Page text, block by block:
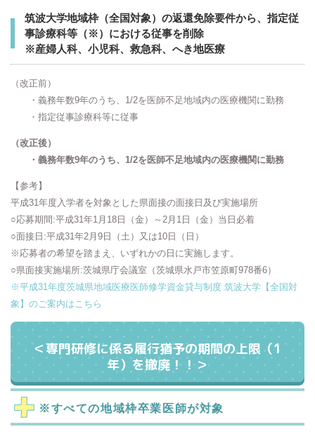
筑波大学地域枠（全国対象）の返還免除要件から、指定従
事診療科等（※）における従事を削除
※産婦人科、小児科、救急科、へき地医療
（改正前）
・義務年数9年のうち、1/2を医師不足地域内の医療機関に勤務
・指定従事診療科等に従事
（改正後）
・義務年数9年のうち、1/2を医師不足地域内の医療機関に勤務
【参考】
平成31年度入学者を対象とした県面接の面接日及び実施場所
○応募期間:平成31年1月18日（金）～2月1日（金）当日必着
○面接日:平成31年2月9日（土）又は10日（日）
※応募者の希望を踏まえ、いずれかの日に実施します。
○県面接実施場所:茨城県庁会議室（茨城県水戸市笠原町978番6）
※平成31年度茨城県地域医療医師修学資金貸与制度 筑波大学【全国対
象】のご案内はこちら
＜専門研修に係る履行猶予の期間の上限（1
年）を撤廃！！＞
※すべての地域枠卒業医師が対象